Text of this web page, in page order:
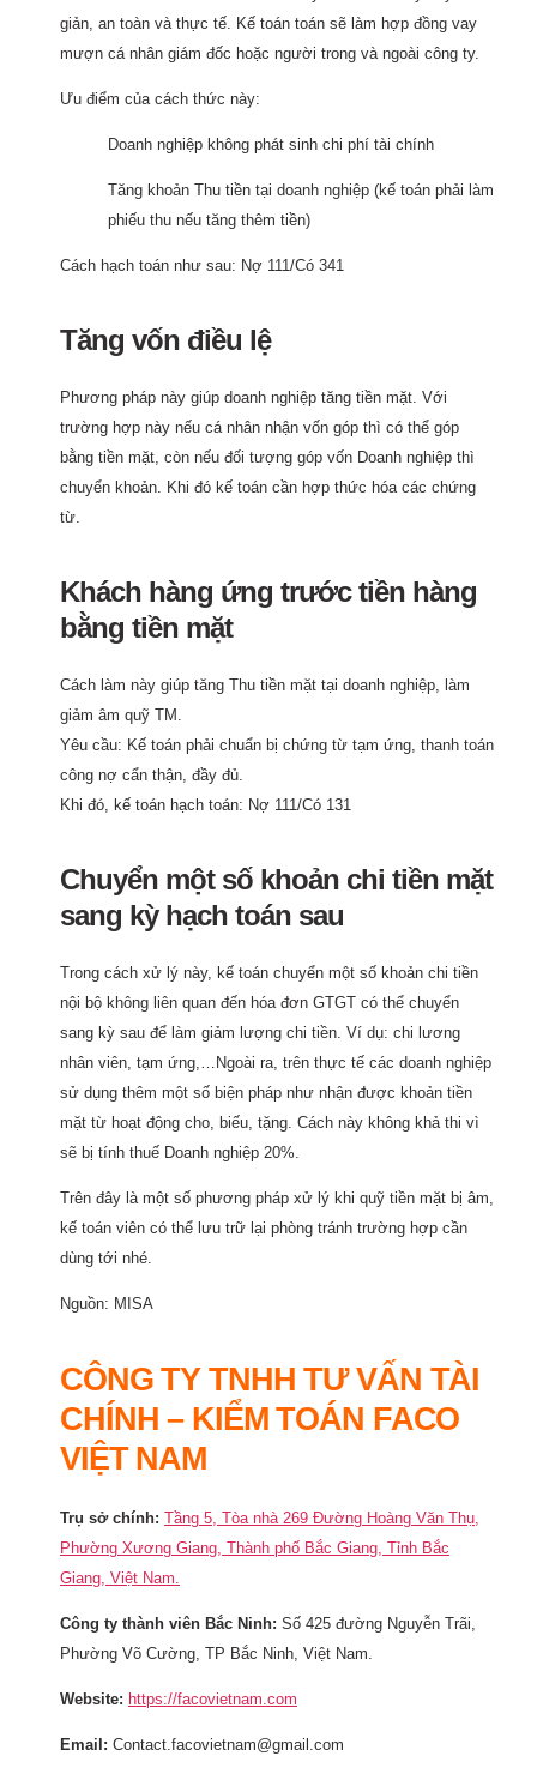
giản, an toàn và thực tế. Kế toán toán sẽ làm hợp đồng vay
mượn cá nhân giám đốc hoặc người trong và ngoài công ty.
Ưu điểm của cách thức này:
Doanh nghiệp không phát sinh chi phí tài chính
Tăng khoản Thu tiền tại doanh nghiệp (kế toán phải làm
phiếu thu nếu tăng thêm tiền)
Cách hạch toán như sau: Nợ 111/Có 341
Tăng vốn điều lệ
Phương pháp này giúp doanh nghiệp tăng tiền mặt. Với
trường hợp này nếu cá nhân nhận vốn góp thì có thể góp
bằng tiền mặt, còn nếu đối tượng góp vốn Doanh nghiệp thì
chuyển khoản. Khi đó kế toán cần hợp thức hóa các chứng
từ.
Khách hàng ứng trước tiền hàng
bằng tiền mặt
Cách làm này giúp tăng Thu tiền mặt tại doanh nghiệp, làm
giảm âm quỹ TM.
Yêu cầu: Kế toán phải chuẩn bị chứng từ tạm ứng, thanh toán
công nợ cẩn thận, đầy đủ.
Khi đó, kế toán hạch toán: Nợ 111/Có 131
Chuyển một số khoản chi tiền mặt
sang kỳ hạch toán sau
Trong cách xử lý này, kế toán chuyển một số khoản chi tiền
nội bộ không liên quan đến hóa đơn GTGT có thể chuyển
sang kỳ sau để làm giảm lượng chi tiền. Ví dụ: chi lương
nhân viên, tạm ứng,…Ngoài ra, trên thực tế các doanh nghiệp
sử dụng thêm một số biện pháp như nhận được khoản tiền
mặt từ hoạt động cho, biếu, tặng. Cách này không khả thi vì
sẽ bị tính thuế Doanh nghiệp 20%.
Trên đây là một số phương pháp xử lý khi quỹ tiền mặt bị âm,
kế toán viên có thể lưu trữ lại phòng tránh trường hợp cần
dùng tới nhé.
Nguồn: MISA
CÔNG TY TNHH TƯ VẤN TÀI
CHÍNH – KIỂM TOÁN FACO
VIỆT NAM
Trụ sở chính: Tầng 5, Tòa nhà 269 Đường Hoàng Văn Thụ,
Phường Xương Giang, Thành phố Bắc Giang, Tỉnh Bắc
Giang, Việt Nam.
Công ty thành viên Bắc Ninh: Số 425 đường Nguyễn Trãi,
Phường Võ Cường, TP Bắc Ninh, Việt Nam.
Website: https://facovietnam.com
Email: Contact.facovietnam@gmail.com